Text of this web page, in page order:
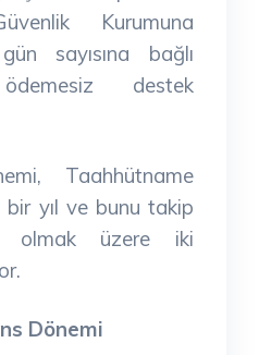
Kurumuna
sayısına bağlı
destek
Taahhütname
yıl ve bunu takip
olmak üzere iki
Dönemi